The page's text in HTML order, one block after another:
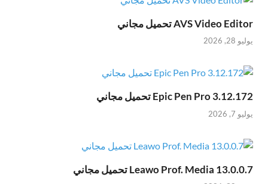
AVS Video Editor تحميل مجاني
يوليو 28, 2026
Epic Pen Pro 3.12.172 تحميل مجاني
يوليو 7, 2026
Leawo Prof. Media 13.0.0.7 تحميل مجاني